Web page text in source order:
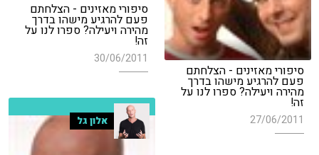
סיפורי מאזינים - הצלחתם
פעם להרגיע מישהו בדרך
מהירה ויעילה? ספרו לנו על
זה!
30/06/2011
סיפורי מאזינים - הצלחתם
פעם להרגיע מישהו בדרך
מהירה ויעילה? ספרו לנו על
זה!
27/06/2011 אלון גל